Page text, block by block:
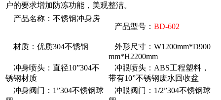
户的要求增加防冻功能，美观整洁。
产品名称：不锈钢冲身房
产品型号： BD-602
材质：优质304不锈钢
外形尺寸：W1200mm*D900
mm*H2200mm
冲身喷头：直径10”304不
锈钢材质
冲眼喷头：ABS工程塑料，
带有10”不锈钢废水回收盆
冲身阀门：1”304不锈钢球
冲眼阀门：1/2”304不锈钢球